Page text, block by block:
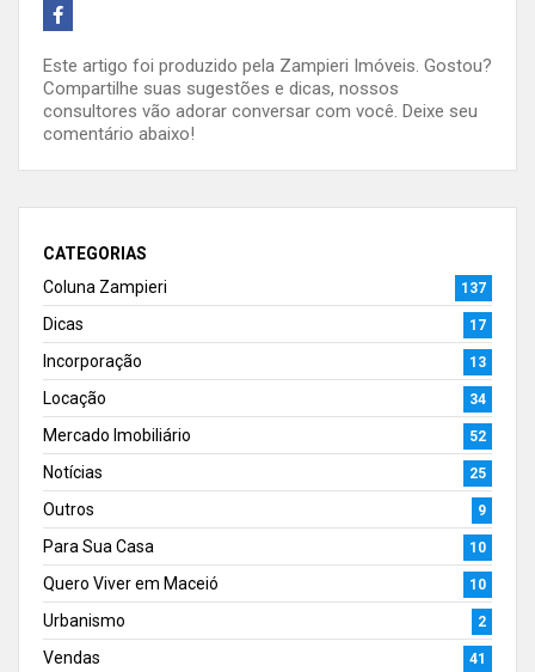
Este artigo foi produzido pela Zampieri Imóveis. Gostou?
Compartilhe suas sugestões e dicas, nossos
consultores vão adorar conversar com você. Deixe seu
comentário abaixo!
CATEGORIAS
Coluna Zampieri
137
Dicas 17
Incorporação 13
Locação 34
Mercado Imobiliário 52
Notícias 25
Outros 9
Para Sua Casa 10
Quero Viver em Maceió 10
Urbanismo 2
Vendas 41